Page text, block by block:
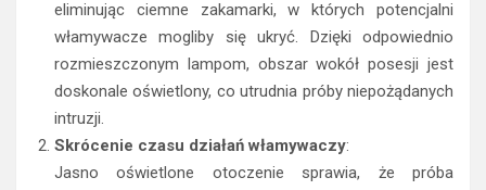
eliminując ciemne zakamarki, w których potencjalni
włamywacze mogliby się ukryć. Dzięki odpowiednio
rozmieszczonym lampom, obszar wokół posesji jest
doskonale oświetlony, co utrudnia próby niepożądanych
intruzji.
Skrócenie czasu działań włamywaczy:
Jasno oświetlone otoczenie sprawia, że próba